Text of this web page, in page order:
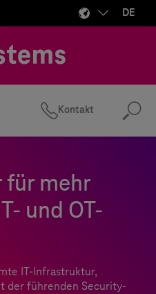
DE
Kontakt
für mehr
und OT-
IT-Infrastruktur,
der führenden Security-